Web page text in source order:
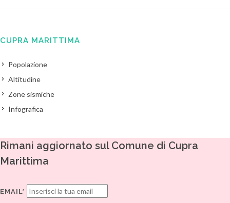
CUPRA MARITTIMA
Popolazione
Altitudine
Zone sismiche
Infografica
Rimani aggiornato sul Comune di Cupra
Marittima
EMAIL*